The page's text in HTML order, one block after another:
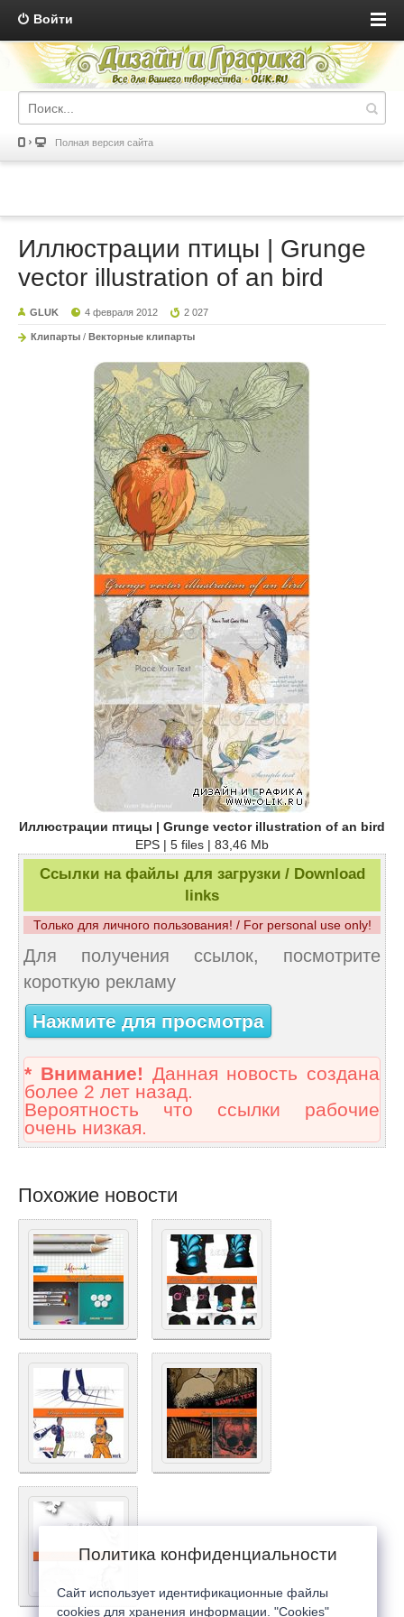
Войти
Полная версия сайта
Иллюстрации птицы | Grunge
vector illustration of an bird
GLUK 4 февраля 2012 2 027
Клипарты / Векторные клипарты
Иллюстрации птицы | Grunge vector illustration of an bird
EPS | 5 files | 83,46 Mb
Ссылки на файлы для загрузки / Download
links
Только для личного пользования! / For personal use only!
Для получения ссылок, посмотрите
короткую рекламу
Нажмите для просмотра
* Внимание! Данная новость создана
более 2 лет назад.
Вероятность что ссылки рабочие
очень низкая.
Похожие новости
Политика конфиденциальности
Сайт использует идентификационные файлы
cookies для хранения информации. "Cookies"